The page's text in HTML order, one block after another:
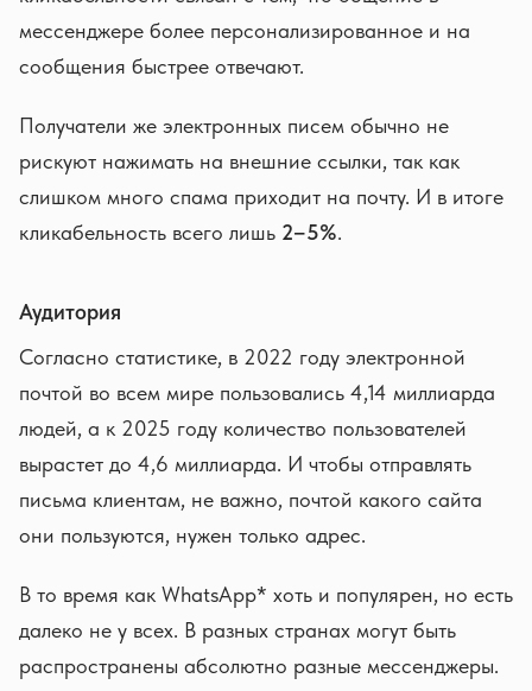
мессенджере более персонализированное и на
сообщения быстрее отвечают.
Получатели же электронных писем обычно не
рискуют нажимать на внешние ссылки, так как
слишком много спама приходит на почту. И в итоге
кликабельность всего лишь 2–5%.
Аудитория
Согласно статистике, в 2022 году электронной
почтой во всем мире пользовались 4,14 миллиарда
людей, а к 2025 году количество пользователей
вырастет до 4,6 миллиарда. И чтобы отправлять
письма клиентам, не важно, почтой какого сайта
они пользуются, нужен только адрес.
В то время как WhatsApp* хоть и популярен, но есть
далеко не у всех. В разных странах могут быть
распространены абсолютно разные мессенджеры.